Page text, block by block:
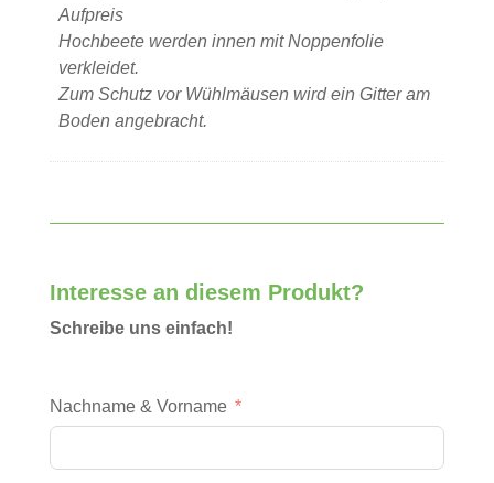
Aufpreis
Hochbeete werden innen mit Noppenfolie
verkleidet.
Zum Schutz vor Wühlmäusen wird ein Gitter am
Boden angebracht.
Interesse an diesem Produkt?
Schreibe uns einfach!
Nachname & Vorname